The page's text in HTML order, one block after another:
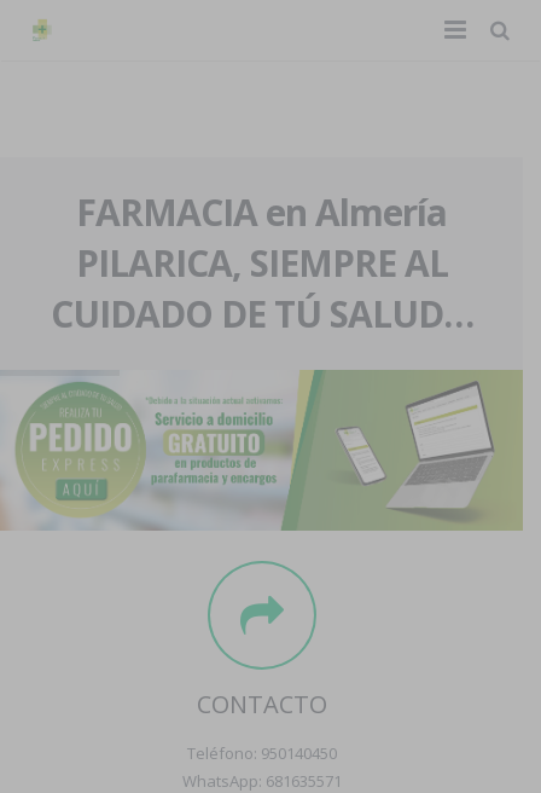
La farmacia
Nuestra historia
Nuestro equipo
Eventos
Servicios y reservas
Pedidos express
Blog
Contacto
Boletín
FARMACIA en Almería
PILARICA, SIEMPRE AL
CUIDADO DE TÚ SALUD…
CONTACTO
Teléfono: 950140450
WhatsApp: 681635571